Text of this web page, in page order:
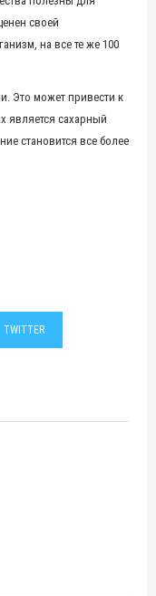
своей
на все те же 100
Это может привести к
является сахарный
становится все более
TWITTER